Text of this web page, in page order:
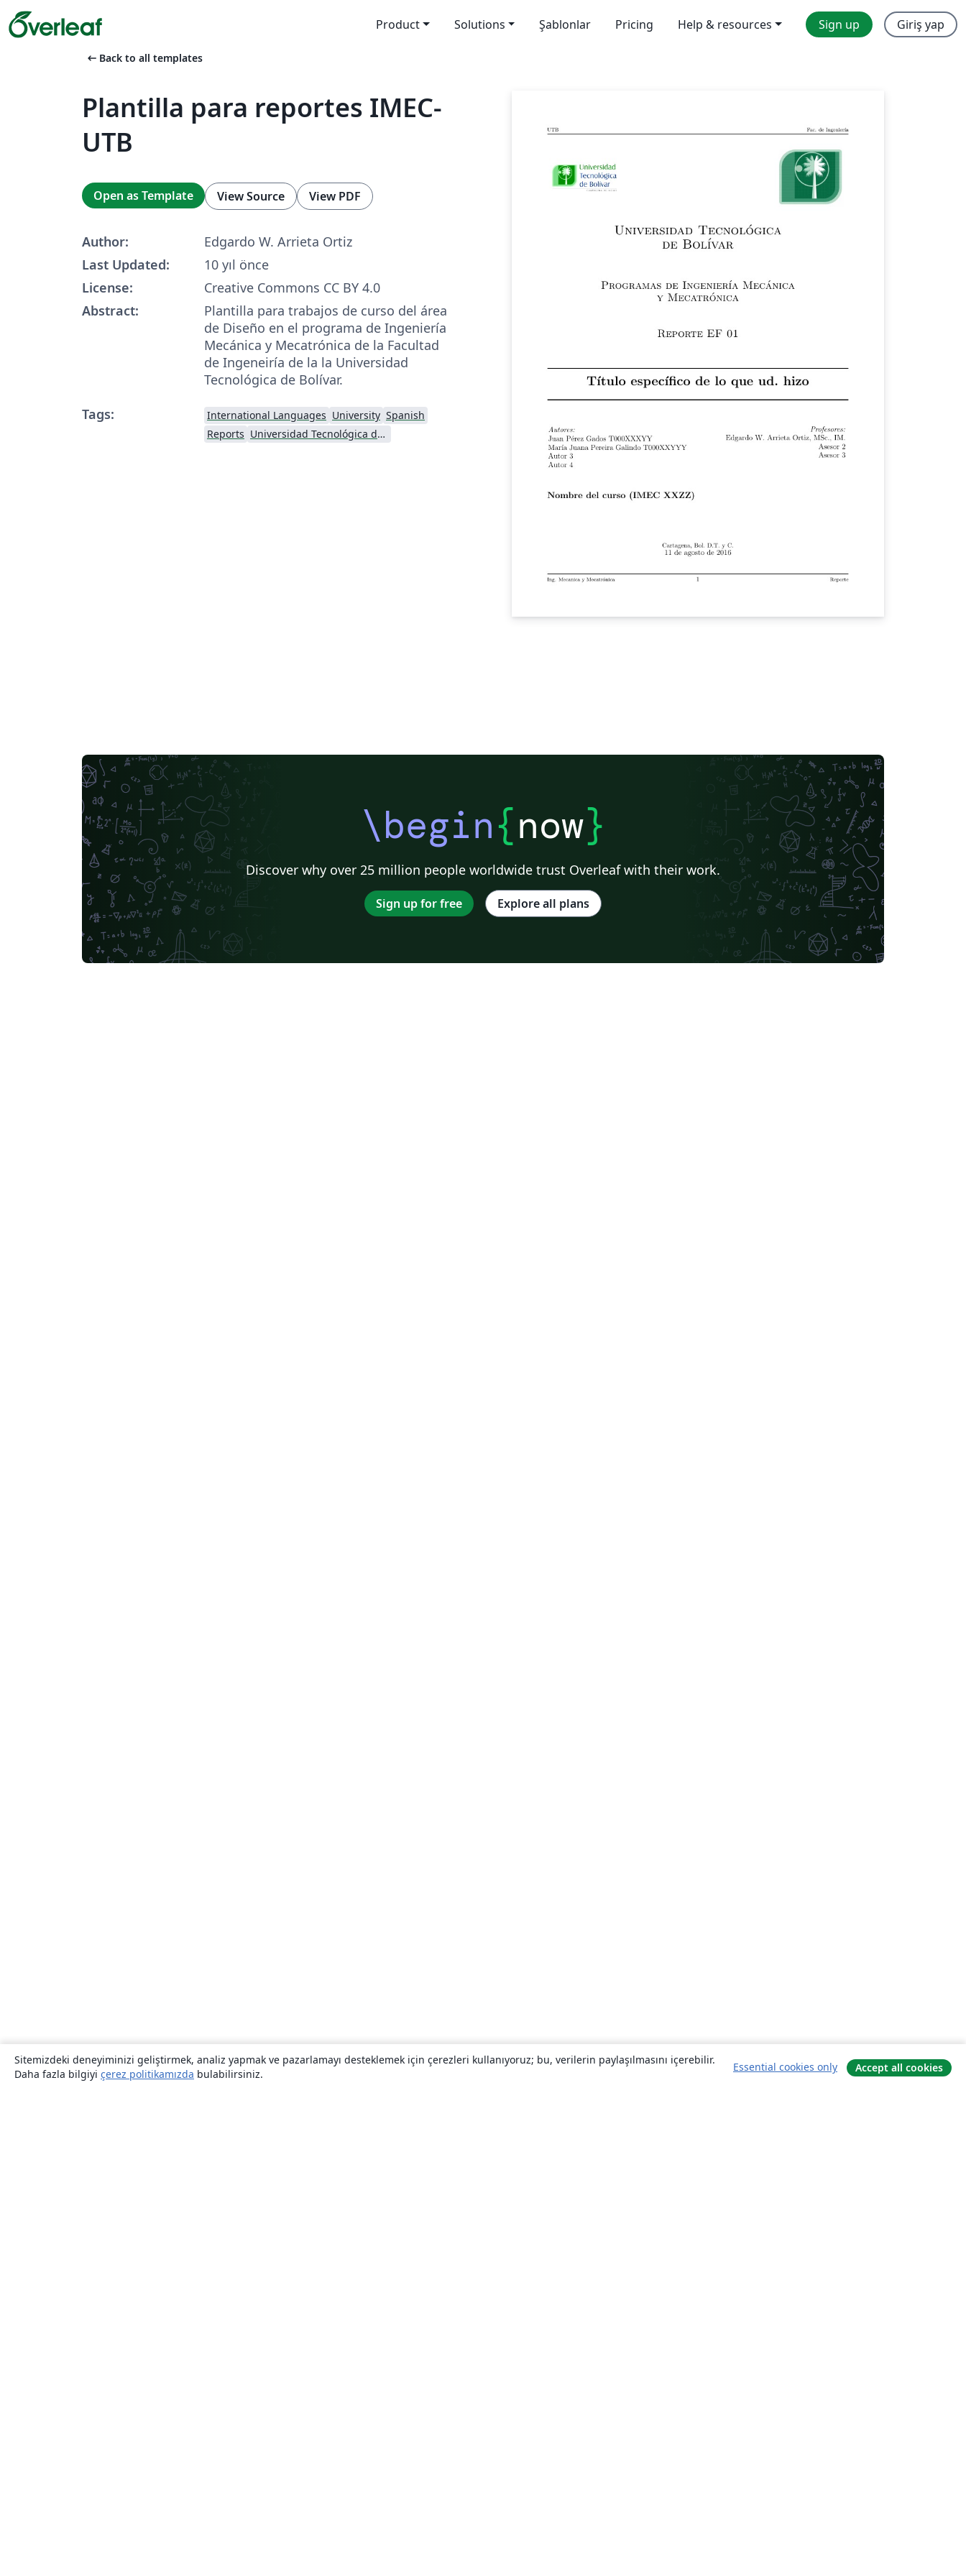
Product Solutions Şablonlar Pricing Help & resources Sign up Giriş yap
arrow_left_alt Back to all templates
Plantilla para reportes IMEC-
UTB
Open as Template View Source View PDF
Author:
Edgardo W. Arrieta Ortiz
Last Updated:
10 yıl önce
License:
Creative Commons CC BY 4.0
Abstract:
Plantilla para trabajos de curso del área
de Diseño en el programa de Ingeniería
Mecánica y Mecatrónica de la Facultad
de Ingeneiría de la la Universidad
Tecnológica de Bolívar.
Tags:
International Languages University Spanish
Reports
Universidad Tecnológica de Bolívar
\begin{now}
Discover why over 25 million people worldwide trust Overleaf with their work.
Sign up for free Explore all plans
Sitemizdeki deneyiminizi geliştirmek, analiz yapmak ve pazarlamayı desteklemek için çerezleri kullanıyoruz; bu, verilerin paylaşılmasını içerebilir.
Daha fazla bilgiyi çerez politikamızda bulabilirsiniz.
Essential cookies only Accept all cookies